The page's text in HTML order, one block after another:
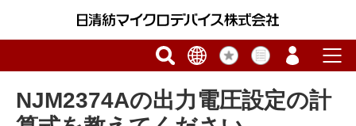
NJM2374Aの出力電圧設定の計